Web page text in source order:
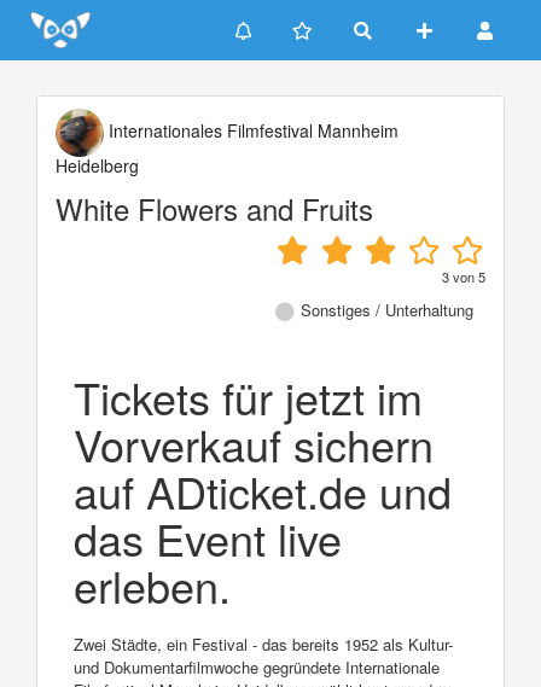
Update cookies preferences
Internationales Filmfestival Mannheim
Heidelberg
White Flowers and Fruits
3von5
Sonstiges / Unterhaltung
Tickets für jetzt im
Vorverkauf sichern
auf ADticket.de und
das Event live
erleben.
Zwei Städte, ein Festival - das bereits 1952 als Kultur-
und Dokumentarfilmwoche gegründete Internationale